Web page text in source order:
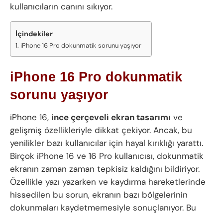
kullanıcıların canını sıkıyor.
İçindekiler
iPhone 16 Pro dokunmatik sorunu yaşıyor
iPhone 16 Pro dokunmatik
sorunu yaşıyor
iPhone 16, ince çerçeveli ekran tasarımı ve
gelişmiş özellikleriyle dikkat çekiyor. Ancak, bu
yenilikler bazı kullanıcılar için hayal kırıklığı yarattı.
Birçok iPhone 16 ve 16 Pro kullanıcısı, dokunmatik
ekranın zaman zaman tepkisiz kaldığını bildiriyor.
Özellikle yazı yazarken ve kaydırma hareketlerinde
hissedilen bu sorun, ekranın bazı bölgelerinin
dokunmaları kaydetmemesiyle sonuçlanıyor. Bu